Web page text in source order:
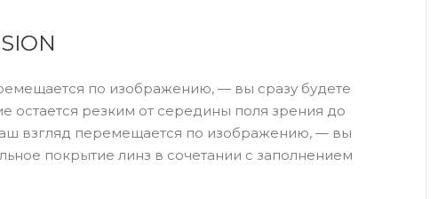
по изображению, — вы сразу будете
остается резким от середины поля зрения до
взгляд перемещается по изображению, — вы
покрытие линз в сочетании с заполнением